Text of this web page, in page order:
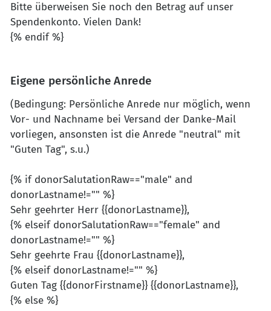
Bitte überweisen Sie noch den Betrag auf unser
Spendenkonto. Vielen Dank!
{% endif %}
Eigene persönliche Anrede
(Bedingung: Persönliche Anrede nur möglich, wenn
Vor- und Nachname bei Versand der Danke-Mail
vorliegen, ansonsten ist die Anrede "neutral" mit
"Guten Tag", s.u.)
{% if donorSalutationRaw=="male" and
donorLastname!="" %}
Sehr geehrter Herr {{donorLastname}},
{% elseif donorSalutationRaw=="female" and
donorLastname!="" %}
Sehr geehrte Frau {{donorLastname}},
{% elseif donorLastname!="" %}
Guten Tag {{donorFirstname}} {{donorLastname}},
{% else %}